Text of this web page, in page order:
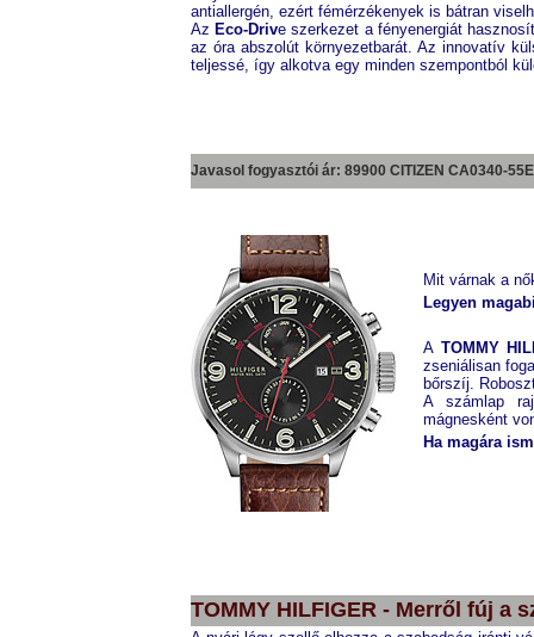
antiallergén, ezért fémérzékenyek is bátran
Az Eco-Drive szerkezet a fényenergiát
az óra abszolút környezetbarát. Az innovatív
teljessé, így alkotva egy minden szempontból
Javasol fogyasztói ár: 89900 CITIZEN CA0340-55E
Mit várnak a
Legyen
A TOMMY
zseniálisan
bőrszíj.
A számlap
mágnesként
Ha magára
TOMMY HILFIGER - Merről fúj a